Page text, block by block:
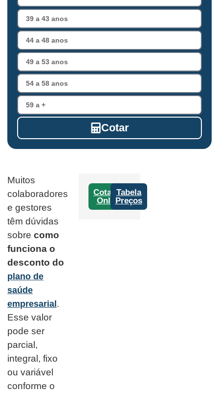
Cotar
Muitos
colaboradores
e gestores
têm dúvidas
sobre como
funciona o
desconto do
plano de
saúde
empresarial .
Esse valor
pode ser
parcial,
integral, fixo
ou variável
conforme o
Cotação
Online
Tabela
Preços